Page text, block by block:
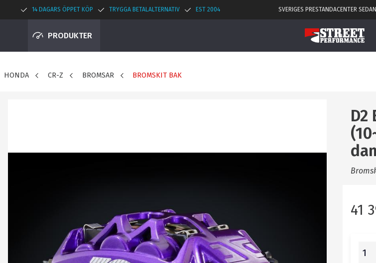
14 DAGARS ÖPPET KÖP TRYGGA BETALALTERNATIV EST 2004 SVERIGES PRESTANDACENTER
PRODUKTER
HONDA CR-Z BROMSAR BROMSKIT BAK
D2
41